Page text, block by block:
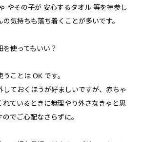
やその子が 安心するタオル 等を持参し
気持ちも落ち着くことが多いです。
使ってもいい？
ことは OK です。
しておくほうが好ましいですが、赤ちゃ
れているときに無理やり外さなきゃと思
でご心配なさらずに。